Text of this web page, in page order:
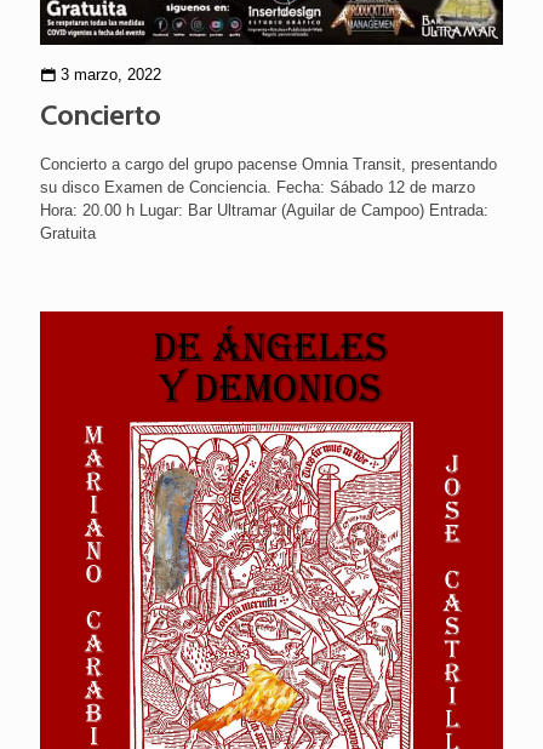
3 marzo, 2022
Concierto
Concierto a cargo del grupo pacense Omnia Transit, presentando
su disco Examen de Conciencia. Fecha: Sábado 12 de marzo
Hora: 20.00 h Lugar: Bar Ultramar (Aguilar de Campoo) Entrada:
Gratuita